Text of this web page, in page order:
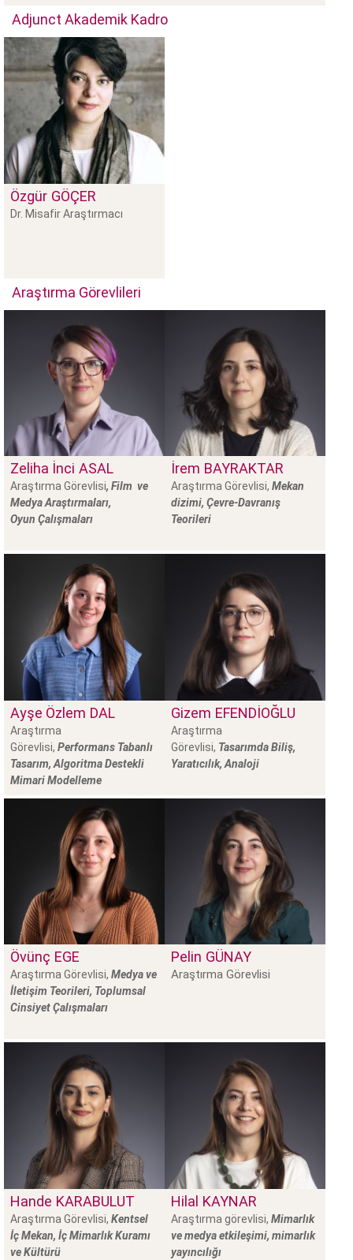
Adjunct Akademik Kadro
Özgür GÖÇER
Dr. Misafir Araştırmacı
Araştırma Görevlileri
Zeliha İnci ASAL
Araştırma Görevlisi, Film ve
Medya Araştırmaları,
Oyun Çalışmaları
İrem BAYRAKTAR
Araştırma Görevlisi, Mekan
dizimi, Çevre-Davranış
Teorileri
Ayşe Özlem DAL
Araştırma
Görevlisi, Performans Tabanlı
Tasarım, Algoritma Destekli
Mimari Modelleme
Gizem EFENDİOĞLU
Araştırma
Görevlisi, Tasarımda Biliş,
Yaratıcılık, Analoji
Övünç EGE
Araştırma Görevlisi, Medya ve
İletişim Teorileri, Toplumsal
Cinsiyet Çalışmaları
Pelin GÜNAY
Araştırma Görevlisi
Hande KARABULUT
Araştırma Görevlisi, Kentsel
İç Mekan, İç Mimarlık Kuramı
ve Kültürü
Hilal KAYNAR
Araştırma görevlisi, Mimarlık
ve medya etkileşimi, mimarlık
yayıncılığı